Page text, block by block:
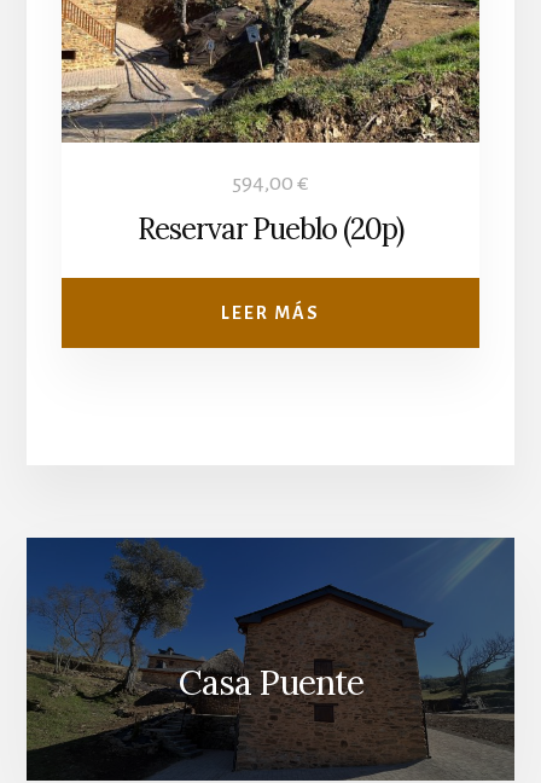
594,00 €
Reservar Pueblo (20p)
LEER MÁS
Casa Puente